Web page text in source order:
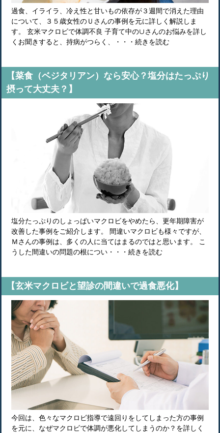
過食、イライラ、冷え性と甘いもの依存が３週間で消えた理由
について、３５歳女性のＵさんの事例を元に詳しく解説しま
す。 玄米マクロビで体調不良 子育て中の∪さんのお悩みを詳し
くお聞きすると、持病がつらく、・・・続きを読む
【菜食（ベジタリアン）なら安心？塩分はたっぷり
摂って大丈夫？】
塩分たっぷりのしょっぱいマクロビをやめたら、更年期障害が
改善した事例をご紹介します。 間違いマクロビも様々ですが、
Ｍさんの事例は、多くの人に当てはまるのではと思います。 こ
うした間違いの問題の根につい・・・続きを読む
【玄米マクロビと望診の間違いで過食悪化】
今回は、色々なマクロビ指導で遠回りをしてしまった方の事例
を元に、なぜマクロビで体調が悪化してしまうのか？を詳しく